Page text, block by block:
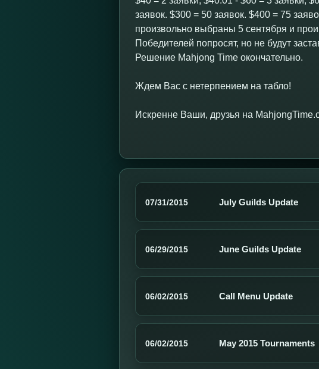
заявок. $300 = 50 заявок. $400 = 75
произвольно выбраны 5 сентября и
Победителей попросят, но не будут
Решение Mahjong Time окончательно.
Ждем Вас с нетерпением на табло!
Искренне Ваши, друзья на
07/31/2015 July Guilds Update
06/29/2015 June Guilds Update
06/02/2015 Call Menu Update
06/02/2015 May 2015 Tournaments